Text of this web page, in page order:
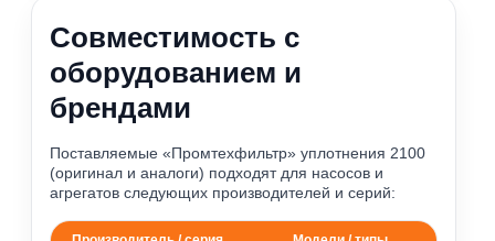
Совместимость с
оборудованием и
брендами
Поставляемые «Промтехфильтр» уплотнения 2100
(оригинал и аналоги) подходят для насосов и
агрегатов следующих производителей и серий: